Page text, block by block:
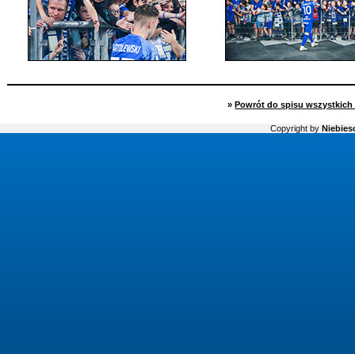
» Powrót do spisu wszystkich
Copyright by